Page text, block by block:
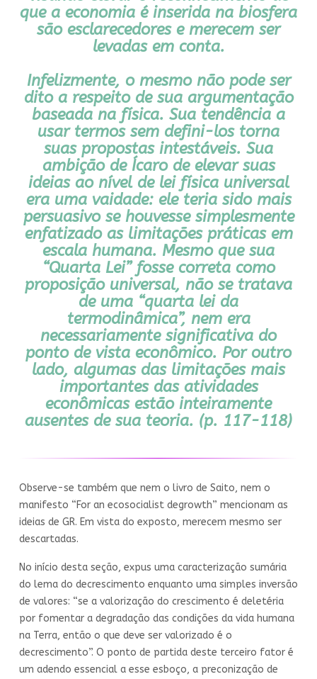
que a economia é inserida na biosfera
são esclarecedores e merecem ser
levadas em conta.
Infelizmente, o mesmo não pode ser
dito a respeito de sua argumentação
baseada na física. Sua tendência a
usar termos sem defini-los torna
suas propostas intestáveis. Sua
ambição de Ícaro de elevar suas
ideias ao nível de lei física universal
era uma vaidade: ele teria sido mais
persuasivo se houvesse simplesmente
enfatizado as limitações práticas em
escala humana. Mesmo que sua
“Quarta Lei” fosse correta como
proposição universal, não se tratava
de uma “quarta lei da
termodinâmica”, nem era
necessariamente significativa do
ponto de vista econômico. Por outro
lado, algumas das limitações mais
importantes das atividades
econômicas estão inteiramente
ausentes de sua teoria. (p. 117-118)
Observe-se também que nem o livro de Saito, nem o
manifesto “For an ecosocialist degrowth” mencionam as
ideias de GR. Em vista do exposto, merecem mesmo ser
descartadas.
No início desta seção, expus uma caracterização sumária
do lema do decrescimento enquanto uma simples inversão
de valores: “se a valorização do crescimento é deletéria
por fomentar a degradação das condições da vida humana
na Terra, então o que deve ser valorizado é o
decrescimento”. O ponto de partida deste terceiro fator é
um adendo essencial a esse esboço, a preconização de